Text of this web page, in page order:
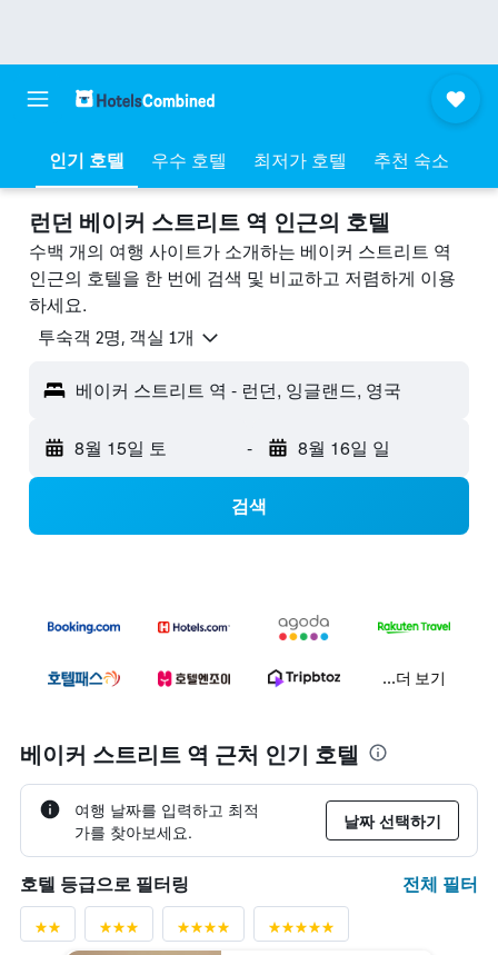
인기 호텔 우수 호텔 최저가 호텔 추천 숙소
런던 베이커 스트리트 역 ​인근의 호텔
수백 개의 여행 사이트가 소개하는 베이커 스트리트 역
인근의 호텔을 한 번에 검색 및 비교하고 저렴하게 이용
하세요.
​투숙객 2​명, ​객실 1개
베이커 스트리트 역 - 런던, 잉글랜드, 영국
8월 15일 토 - 8월 16일 일
검색
...더 보기
베이커 스트리트 역 근처 인기 호텔
여행 날짜를 입력하고 최적
가를 찾아보세요.
날짜 선택하기
호텔 등급으로 필터링 전체 필터